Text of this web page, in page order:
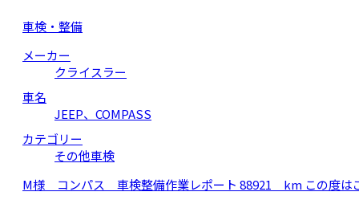
車検・整備
メーカー
クライスラー
車名
JEEP、COMPASS
カテゴリー
その他車検
M様 コンパス 車検整備作業レポート 88921 km この度は